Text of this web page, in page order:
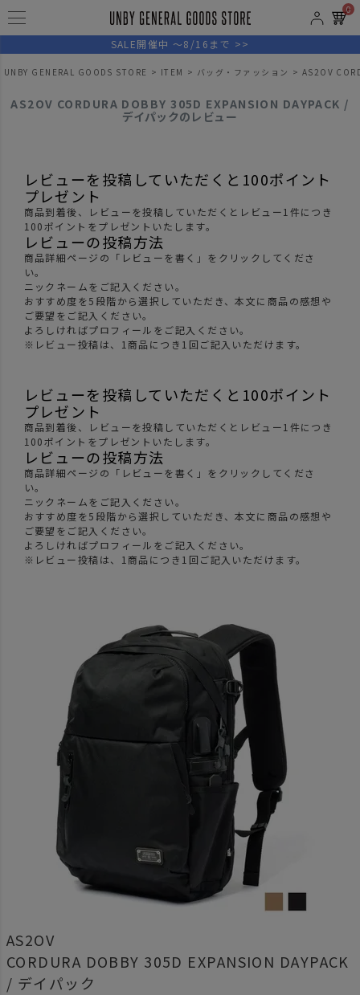
0
SALE開催中 ～8/16まで >>
UNBY GENERAL GOODS STORE ITEM バッグ・ファッション AS2OV
AS2OV CORDURA DOBBY 305D EXPANSION DAYPACK /
デイパックのレビュー
レビューを投稿していただくと100ポイント
プレゼント
商品到着後、レビューを投稿していただくとレビュー1件につき
100ポイントをプレゼントいたします。
レビューの投稿方法
商品詳細ページの「レビューを書く」をクリックしてくださ
い。
ニックネームをご記入ください。
おすすめ度を5段階から選択していただき、本文に商品の感想や
ご要望をご記入ください。
よろしければプロフィールをご記入ください。
※レビュー投稿は、1商品につき1回ご記入いただけます。
レビューを投稿していただくと100ポイント
プレゼント
商品到着後、レビューを投稿していただくとレビュー1件につき
100ポイントをプレゼントいたします。
レビューの投稿方法
商品詳細ページの「レビューを書く」をクリックしてくださ
い。
ニックネームをご記入ください。
おすすめ度を5段階から選択していただき、本文に商品の感想や
ご要望をご記入ください。
よろしければプロフィールをご記入ください。
※レビュー投稿は、1商品につき1回ご記入いただけます。
AS2OV
CORDURA DOBBY 305D EXPANSION DAYPACK
/ デイパック